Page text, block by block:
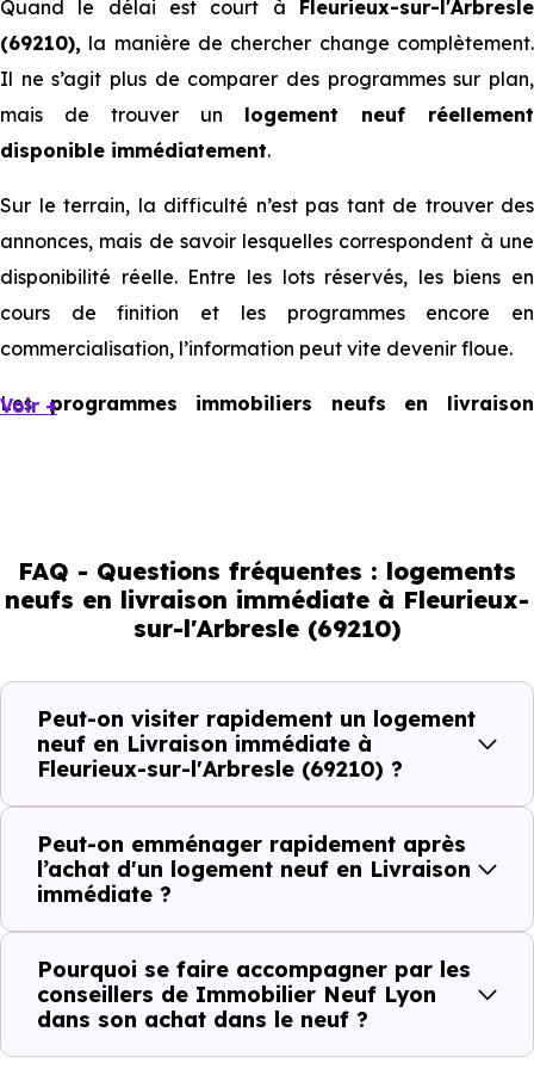
Quand le délai est court à
Fleurieux-sur-l'Arbresle
(69210), la manière de chercher change complètement.
Il ne s’agit plus de comparer des programmes sur plan,
mais de trouver un logement neuf réellement
disponible immédiatement.
Sur le terrain, la difficulté n’est pas tant de trouver des
annonces, mais de savoir lesquelles correspondent à une
disponibilité réelle. Entre les lots réservés, les biens en
cours de finition et les programmes encore en
commercialisation, l’information peut vite devenir floue.
Lesprogrammes immobiliers neufs en livraison
Livraison immédiate : ce que vous
Avec un logement neuf en livraison immédiate à
Fleurieux-sur-l'Arbresle (69210), vous êtes dans une
logique très concrète. Le logement neuf est là, vous
pouvez le voir, et le projet peut avancer rapidement.
Dans la pratique, voici comment cela se passe :
Action Ce que cela change pour vous
Visiter Vous voyez le bien tel qu’il est
Voir +
FAQ - Questions fréquentes : logements
neufs en livraison immédiate à Fleurieux-
sur-l'Arbresle (69210)
Peut-on visiter rapidement un logement
neuf en Livraison immédiate à
Fleurieux-sur-l'Arbresle (69210) ?
Peut-on emménager rapidement après
l’achat d'un logement neuf en Livraison
immédiate ?
Pourquoi se faire accompagner par les
conseillers de Immobilier Neuf Lyon
dans son achat dans le neuf ?